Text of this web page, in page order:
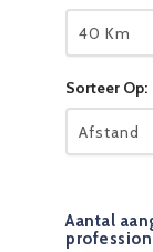
40 Km
Sorteer Op:
Afstand
Aantal